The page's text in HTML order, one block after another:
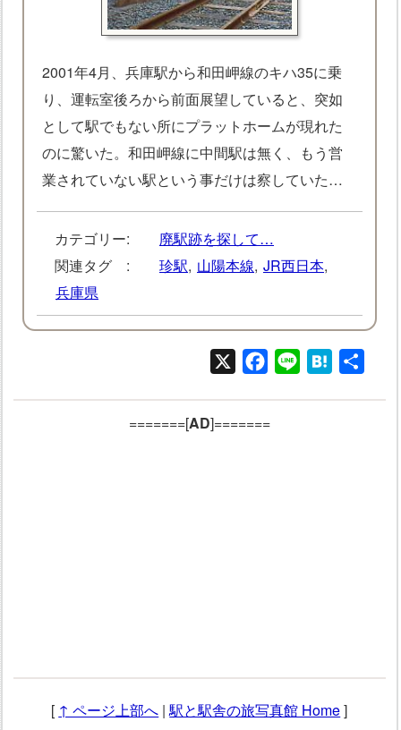
2001年4月、兵庫駅から和田岬線のキハ35に乗
り、運転室後ろから前面展望していると、突如
として駅でもない所にプラットホームが現れた
のに驚いた。和田岬線に中間駅は無く、もう営
業されていない駅という事だけは察していた…
カテゴリー:
廃駅跡を探して…
関連タグ :
珍駅, 山陽本線, JR西日本,
兵庫県
Facebook
Line Hatena
=======[AD]=======
[ ↑ ページ上部へ |駅と駅舎の旅写真館 Home]